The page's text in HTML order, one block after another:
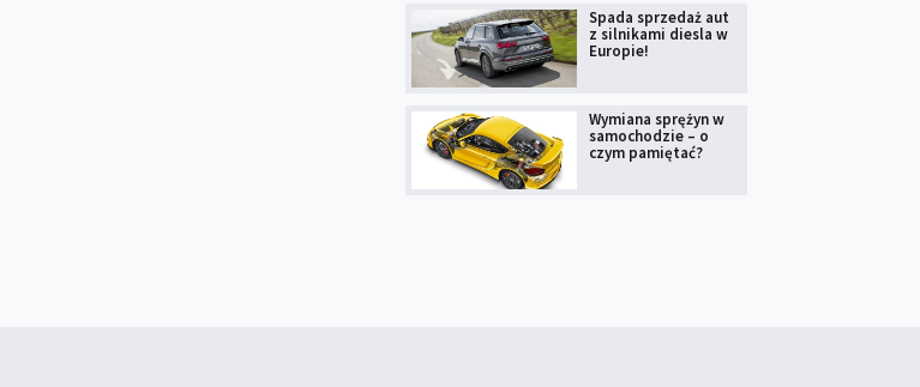
Spada sprzedaż aut
z silnikami diesla w
Europie!
Wymiana sprężyn w
samochodzie – o
czym pamiętać?